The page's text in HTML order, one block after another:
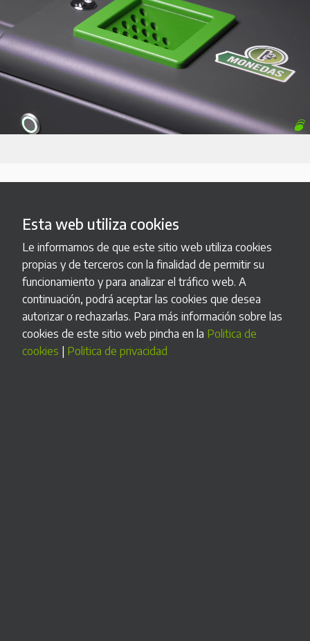
Fabricación a medida
Podemos adaptar nuestros productos estándar a tus
necesidades.
Esta web utiliza cookies
Le informamos de que este sitio web utiliza cookies
propias y de terceros con la finalidad de permitir su
funcionamiento y para analizar el tráfico web. A
continuación, podrá aceptar las cookies que desea
autorizar o rechazarlas. Para más información sobre las
cookies de este sitio web pincha en la Politica de
cookies
Politica de privacidad